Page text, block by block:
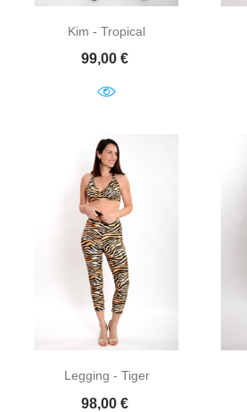
Kim - Tropical
Prix
99,00 €
Legging - Tiger
Prix
98,00 €